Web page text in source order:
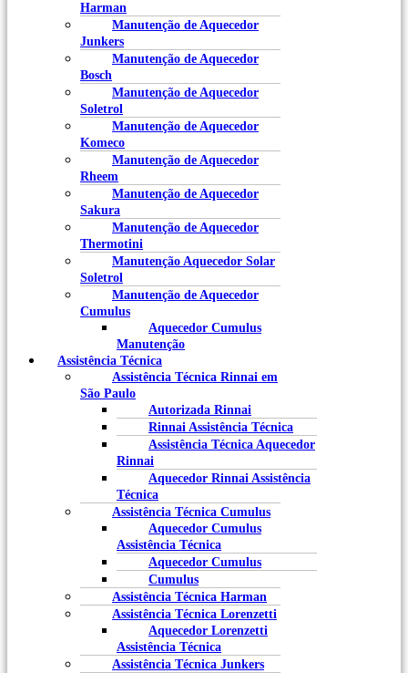
Harman
Manutenção de Aquecedor
Junkers
Manutenção de Aquecedor
Bosch
Manutenção de Aquecedor
Soletrol
Manutenção de Aquecedor
Komeco
Manutenção de Aquecedor
Rheem
Manutenção de Aquecedor
Sakura
Manutenção de Aquecedor
Thermotini
Manutenção Aquecedor Solar
Soletrol
Manutenção de Aquecedor
Cumulus
Aquecedor Cumulus
Manutenção
Assistência Técnica
Assistência Técnica Rinnai em
São Paulo
Autorizada Rinnai
Rinnai Assistência Técnica
Assistência Técnica Aquecedor
Rinnai
Aquecedor Rinnai Assistência
Técnica
Assistência Técnica Cumulus
Aquecedor Cumulus
Assistência Técnica
Aquecedor Cumulus
Cumulus
Assistência Técnica Harman
Assistência Técnica Lorenzetti
Aquecedor Lorenzetti
Assistência Técnica
Assistência Técnica Junkers